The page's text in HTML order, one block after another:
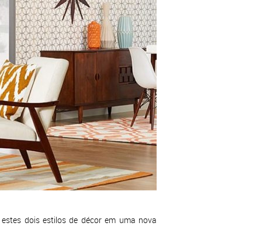
dois estilos de décor em uma nova